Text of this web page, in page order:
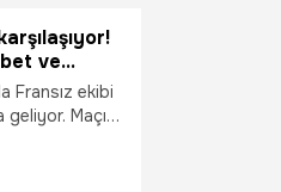
ve
Fransız ekibi
Maçın